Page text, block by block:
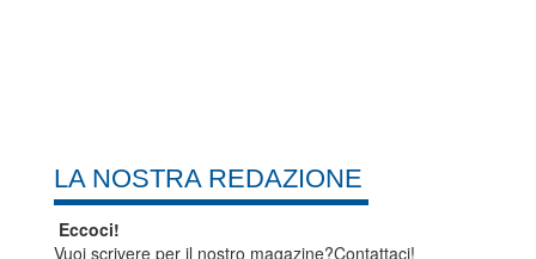
LA NOSTRA REDAZIONE
Eccoci!
Vuoi scrivere per il nostro magazine?Contattaci!